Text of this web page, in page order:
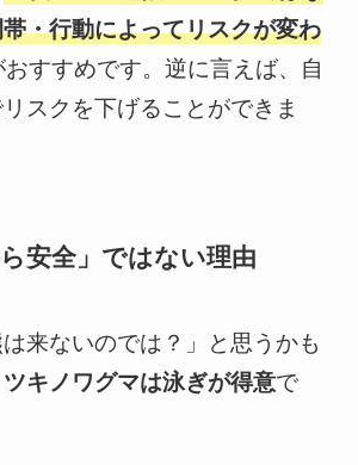
・行動によってリスクが変わ
すすめです。逆に言えば、自
スクを下げることができま
安全」ではない理由
は来ないのでは？」と思うかも
ツキノワグマは泳ぎが得意で